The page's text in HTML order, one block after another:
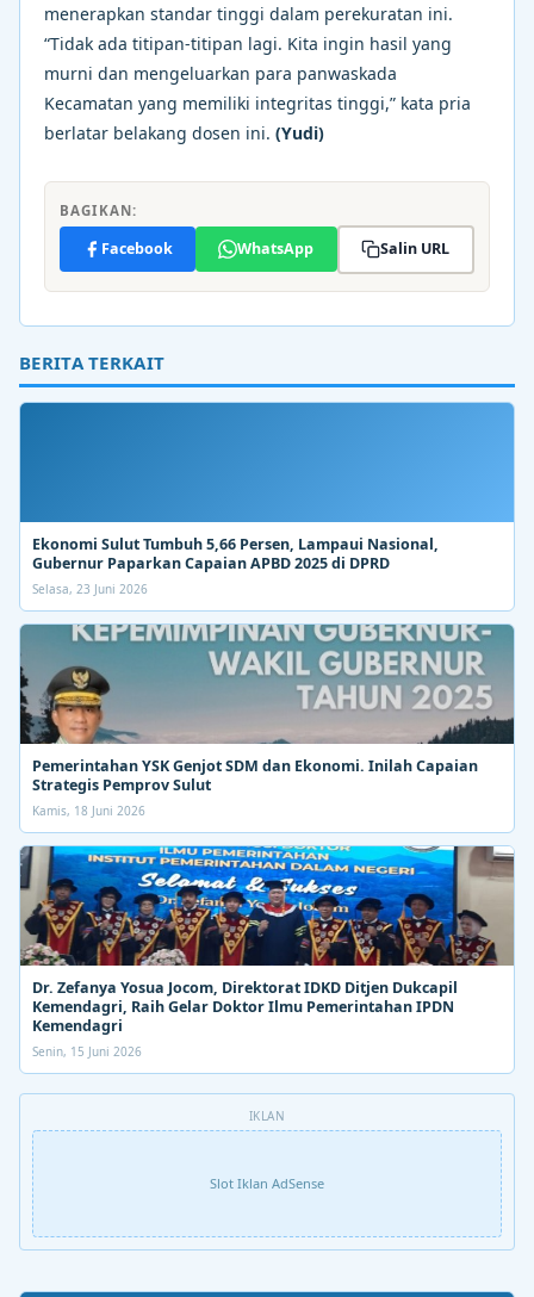
menerapkan standar tinggi dalam perekuratan ini.
“Tidak ada titipan-titipan lagi. Kita ingin hasil yang
murni dan mengeluarkan para panwaskada
Kecamatan yang memiliki integritas tinggi,” kata pria
berlatar belakang dosen ini. (Yudi)
BAGIKAN:
Facebook WhatsApp Salin URL
BERITA TERKAIT
Ekonomi Sulut Tumbuh 5,66 Persen, Lampaui Nasional,
Gubernur Paparkan Capaian APBD 2025 di DPRD
Selasa, 23 Juni 2026
Pemerintahan YSK Genjot SDM dan Ekonomi. Inilah Capaian
Strategis Pemprov Sulut
Kamis, 18 Juni 2026
Dr. Zefanya Yosua Jocom, Direktorat IDKD Ditjen Dukcapil
Kemendagri, Raih Gelar Doktor Ilmu Pemerintahan IPDN
Kemendagri
Senin, 15 Juni 2026
IKLAN
Slot Iklan AdSense